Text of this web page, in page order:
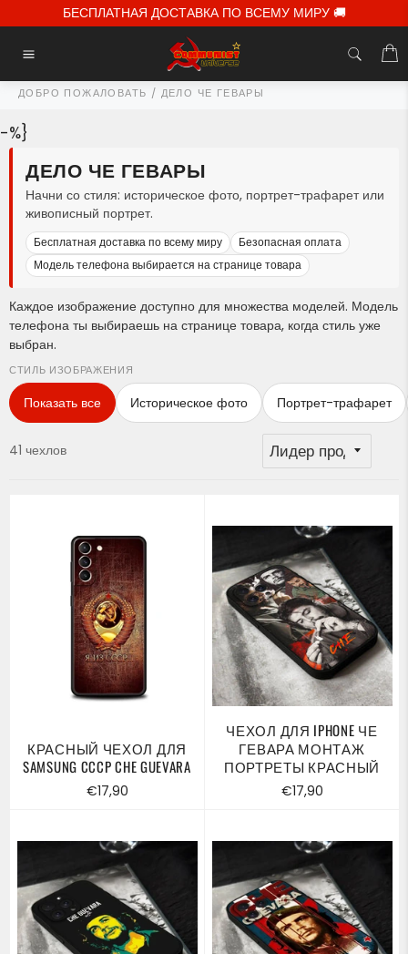
к
содержимому
БЕСПЛАТНАЯ ДОСТАВКА ПО ВСЕМУ МИРУ 🚚
ДОБРО ПОЖАЛОВАТЬ / ДЕЛО ЧЕ ГЕВАРЫ
-%}
ДЕЛО ЧЕ ГЕВАРЫ
Начни со стиля: историческое фото, портрет-трафарет или
живописный портрет.
Бесплатная доставка по всему миру
Безопасная оплата
Модель телефона выбирается на странице товара
Каждое изображение доступно для множества моделей. Модель
телефона ты выбираешь на странице товара, когда стиль уже
выбран.
СТИЛЬ ИЗОБРАЖЕНИЯ
Показать все Историческое фото Портрет-трафарет
41 чехлов
КРАСНЫЙ ЧЕХОЛ ДЛЯ
SAMSUNG CCCP CHE GUEVARA
Обычная
€17,90
ЧЕХОЛ ДЛЯ IPHONE ЧЕ
ГЕВАРА МОНТАЖ
ПОРТРЕТЫ КРАСНЫЙ
Обычная
€17,90